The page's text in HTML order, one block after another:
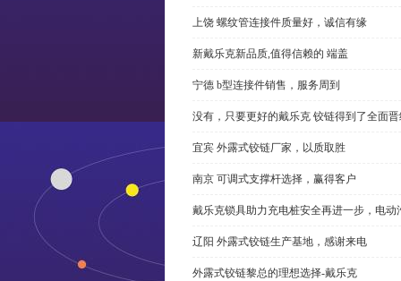
上饶 螺纹管连接件质量好，诚信有缘
新戴乐克新品质,值得信赖的 端盖
宁德 b型连接件销售，服务周到
没有，只要更好的戴乐克 铰链得到了全面
宜宾 外露式铰链厂家，以质取胜
南京 可调式支撑杆选择，赢得客户
戴乐克锁具助力充电桩安全再进一步，电动
辽阳 外露式铰链生产基地，感谢来电
外露式铰链黎总的理想选择-戴乐克